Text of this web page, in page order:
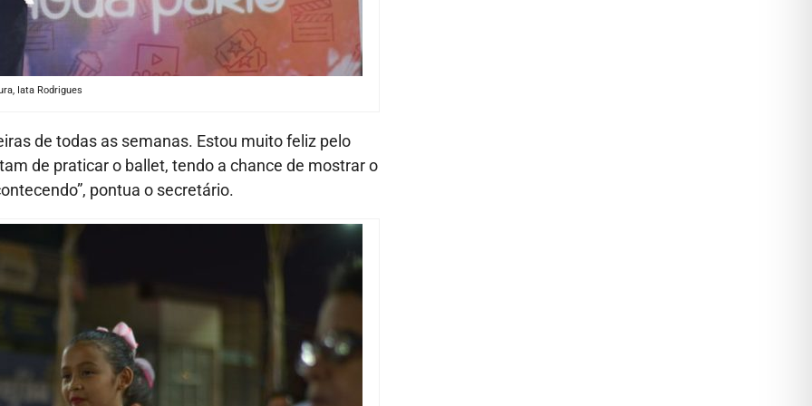
Iata Rodrigues
de todas as semanas. Estou muito feliz pelo
de praticar o ballet, tendo a chance de mostrar o
pontua o secretário.